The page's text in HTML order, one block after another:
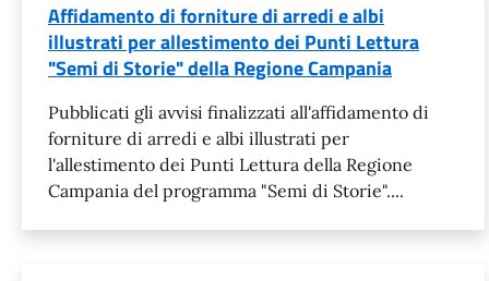
Affidamento di forniture di arredi e albi
illustrati per allestimento dei Punti Lettura
"Semi di Storie" della Regione Campania
Pubblicati gli avvisi finalizzati all'affidamento di
forniture di arredi e albi illustrati per
l'allestimento dei Punti Lettura della Regione
Campania del programma "Semi di Storie"....